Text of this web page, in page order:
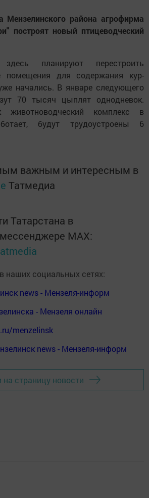
Мензелинского района агрофирма
построят новый птицеводческий
планируют перестроить
помещения для содержания кур-
начались. В январе следующего
70 тысяч цыплят однодневок.
животноводческий комплекс в
будут трудоустроены 6
важным и интересным в
Татмедиа
Татарстана в
MАХ:
наших социальных сетях:
news - Мензеля-информ
- Мензеля онлайн
menzelinsk
news - Мензеля-информ
на страницу новости